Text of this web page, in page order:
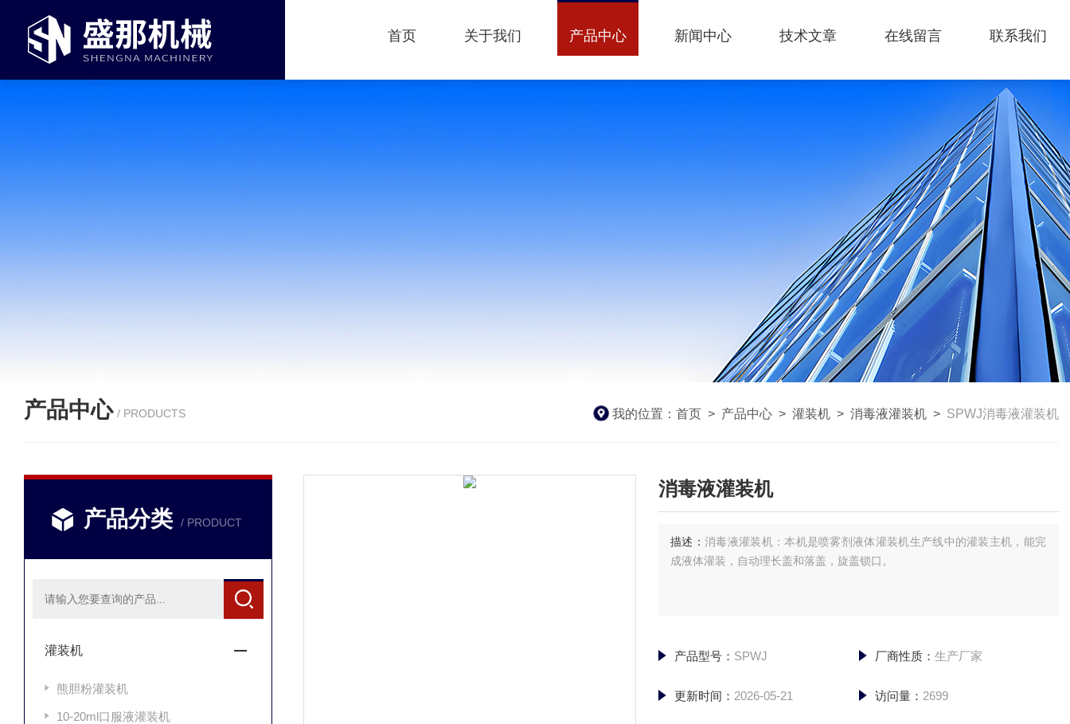
首页 关于我们 产品中心 新闻中心 技术文章 在线留言 联系我们
产品中心 / PRODUCTS 我的位置： 首页 > 产品中心 > 灌装机 > 消毒液灌装机 > SPWJ消毒液灌装机
产品分类 / PRODUCT
灌装机
熊胆粉灌装机
10-20ml口服液灌装机
消毒液灌装机
描述：消毒液灌装机：本机是喷雾剂液体灌装机生产线中的灌装主机，能完
成液体灌装，自动理长盖和落盖，旋盖锁口。
产品型号： SPWJ 厂商性质： 生产厂家
更新时间： 2026-05-21 访问量： 2699